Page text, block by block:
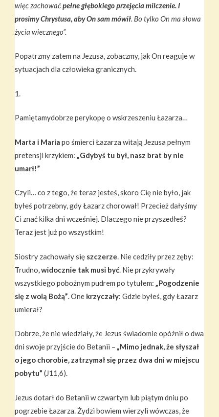
więc zachowaćpełne głębokiego przejęcia milczenie. I
prosimy Chrystusa, aby On sam mówił. Bo tylko On ma słowa
życia wiecznego”.
Popatrzmy zatem na Jezusa, zobaczmy, jak On reaguje w
sytuacjach dla człowieka granicznych.
1.
Pamiętamydobrze perykopę o wskrzeszeniu Łazarza…
Marta i Maria po śmierci Łazarza witają Jezusa pełnym
pretensji krzykiem: „Gdybyś tu był, nasz brat by nie
umarł!”
Czyli… co z tego, że teraz jesteś, skoro Cię nie było, jak
byłeś potrzebny, gdy Łazarz chorował! Przecież dałyśmy
Ci znać kilka dni wcześniej. Dlaczego nie przyszedłeś?
Teraz jest już po wszystkim!
Siostry zachowały się szczerze. Nie cedziły przez zęby:
Trudno,widocznie tak musi być. Nie przykrywały
wszystkiego pobożnym pudrem po tytułem: „Pogodzenie
się z wolą Bożą”. One krzyczały: Gdzie byłeś, gdy Łazarz
umierał?
Dobrze, że nie wiedziały, że Jezus świadomie opóźnił o dwa
dni swoje przyjście do Betanii – „Mimo jednak, że słyszał
o jego chorobie, zatrzymał się przez dwa dni w miejscu
pobytu” (J11,6).
Jezus dotarł do Betanii w czwartym lub piątym dniu po
pogrzebie Łazarza. Żydzi bowiem wierzyli wówczas, że